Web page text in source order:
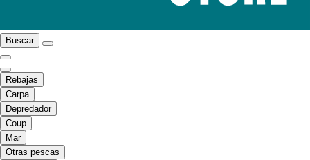
Buscar
Rebajas
Carpa
Depredador
Coup
Mar
Otras pescas